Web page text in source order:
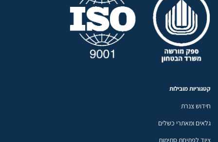
קטגוריות מובילות
חידוש צנרת
גלאים ומאתרי כשלים
ציוד לפתיחת סתימות